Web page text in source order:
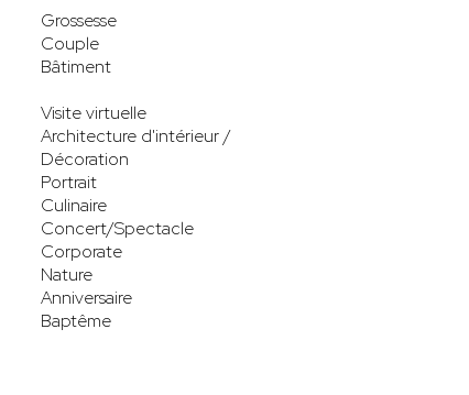
Grossesse
Couple
Bâtiment
Visite virtuelle
Architecture d'intérieur /
Décoration
Portrait
Culinaire
Concert/Spectacle
Corporate
Nature
Anniversaire
Baptême